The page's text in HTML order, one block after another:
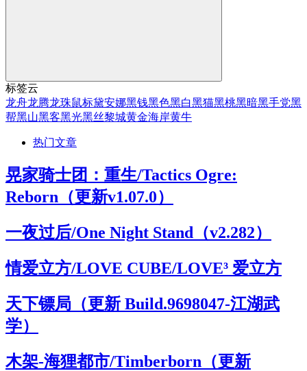
标签云
龙舟龙腾龙珠鼠标黛安娜黑钱黑色黑白黑猫黑桃黑暗黑手党黑
帮黑山黑客黑光黑丝黎城黄金海岸黄牛
热门文章
晃家骑士团：重生/Tactics Ogre:
Reborn（更新v1.07.0）
一夜过后/One Night Stand（v2.282）
情爱立方/LOVE CUBE/LOVE³ 爱立方
天下镖局（更新 Build.9698047-江湖武
学）
木架-海狸都市/Timberborn（更新